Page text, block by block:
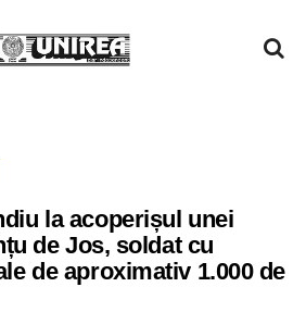
la acoperișul unei
de Jos, soldat cu
de aproximativ 1.000 de